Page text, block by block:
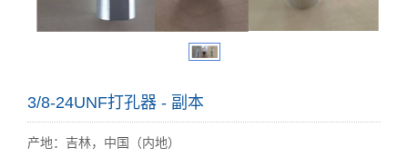
3/8-24UNF打孔器 - 副本
产地：吉林，中国（内地）